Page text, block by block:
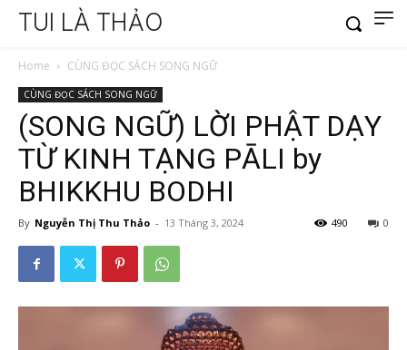
TUI LÀ THẢO
Home CÙNG ĐỌC SÁCH SONG NGỮ
CÙNG ĐỌC SÁCH SONG NGỮ
(SONG NGỮ) LỜI PHẬT DẠY
TỪ KINH TẠNG PĀLI by
BHIKKHU BODHI
By Nguyễn Thị Thu Thảo - 13 Tháng 3, 2024 0
490